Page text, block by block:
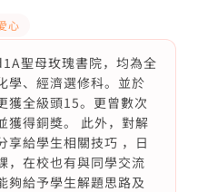
心
聖母玫瑰書院，均為全
學、經濟選修科。並於
獲全級頭15。更曾數次
獲得銅獎。 此外，對解
享給學生相關技巧 ，日
，在校也有與同學交流
夠給予學生解題思路及